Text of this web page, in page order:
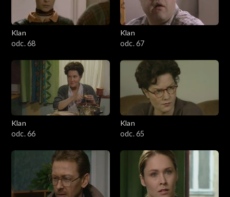
Klan
odc. 68
Klan
odc. 67
Klan
odc. 66
Klan
odc. 65